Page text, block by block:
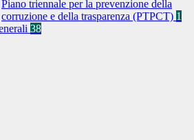
Piano triennale per la prevenzione della
corruzione e della trasparenza (PTPCT) 1
38